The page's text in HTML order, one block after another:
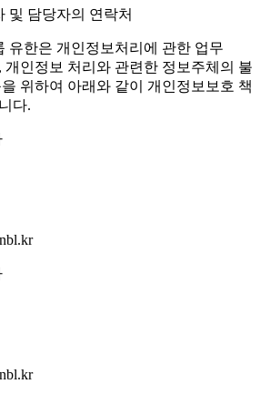
및 담당자의 연락처
유한은 개인정보처리에 관한 업무
개인정보 처리와 관련한 정보주체의 불
위하여 아래와 같이 개인정보보호 책
다.